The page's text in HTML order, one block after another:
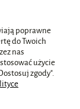
są również
w naszym
poprawne
do Twoich
nas
użycie
zgody".